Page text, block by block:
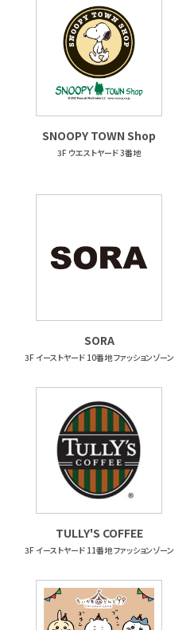
SNOOPY TOWN Shop
3F ウエストヤード 3番地
SORA
3F イーストヤード 10番地 ファッションゾーン
TULLY'S COFFEE
3F イーストヤード 11番地 ファッションゾーン